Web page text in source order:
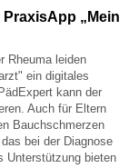
„Mein
Rheuma leiden
ein digitales
kann der
Auch für Eltern
Bauchschmerzen
bei der Diagnose
Unterstützung bieten